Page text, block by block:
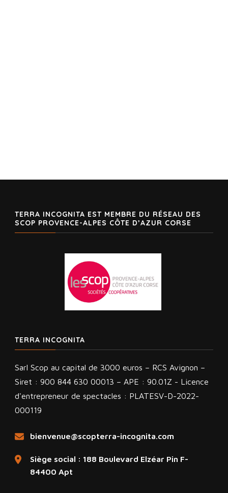
TERRA INCOGNITA EST MEMBRE DU RÉSEAU DES
SCOP PROVENCE-ALPES CÔTE D’AZUR CORSE
TERRA INCOGNITA
Sarl Scop au capital de 3000 euros – RCS Avignon –
Siret : 900 844 630 00013 – APE : 90.01Z - Licence
d'entrepreneur de spectacles : PLATESV-D-2022-
000119
bienvenue@scopterra-incognita.com
Siège social : 188 Boulevard Elzéar Pin F-
84400 Apt